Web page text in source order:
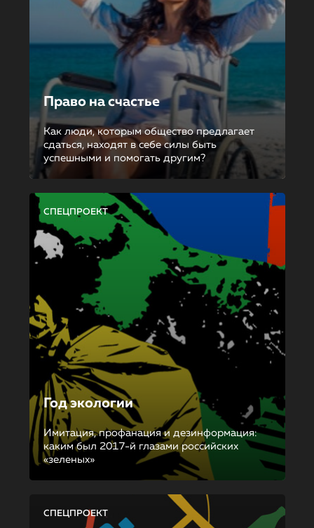
Право на счастье
Как люди, которым общество предлагает
сдаться, находят в себе силы быть
успешными и помогать другим?
СПЕЦПРОЕКТ
Год экологии
Имитация, профанация и дезинформация:
каким был 2017-й глазами российских
«зеленых»
СПЕЦПРОЕКТ